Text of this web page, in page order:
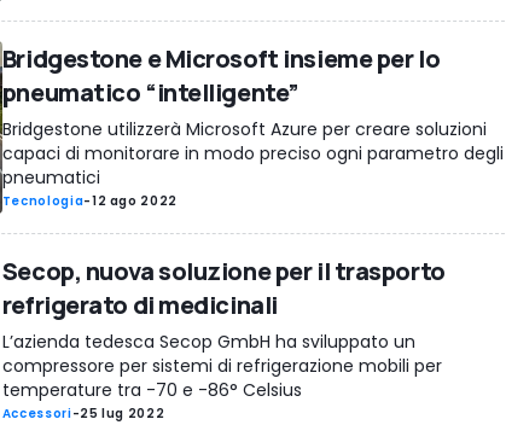
Bridgestone e Microsoft insieme per lo
pneumatico “intelligente”
Bridgestone utilizzerà Microsoft Azure per creare soluzioni
capaci di monitorare in modo preciso ogni parametro degli
pneumatici
Tecnologia-12 ago 2022
Secop, nuova soluzione per il trasporto
refrigerato di medicinali
L’azienda tedesca Secop GmbH ha sviluppato un
compressore per sistemi di refrigerazione mobili per
temperature tra -70 e -86° Celsius
Accessori-25 lug 2022